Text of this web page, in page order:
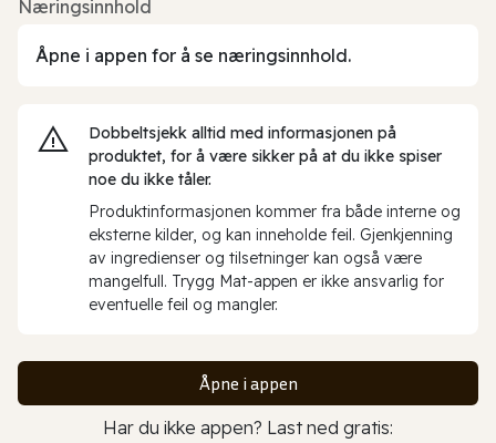
Næringsinnhold
Åpne i appen for å se næringsinnhold.
Dobbeltsjekk alltid med informasjonen på
produktet, for å være sikker på at du ikke spiser
noe du ikke tåler.
Produktinformasjonen kommer fra både interne og
eksterne kilder, og kan inneholde feil. Gjenkjenning
av ingredienser og tilsetninger kan også være
mangelfull. Trygg Mat-appen er ikke ansvarlig for
eventuelle feil og mangler.
Åpne i appen
Har du ikke appen? Last ned gratis: